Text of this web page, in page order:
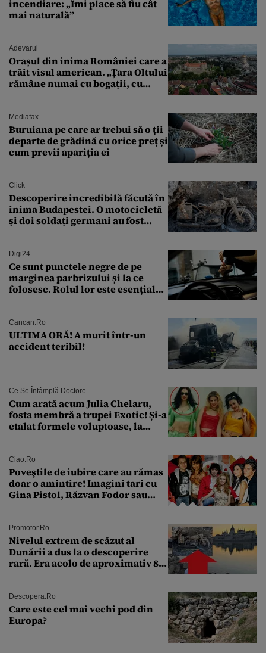
incendiare: „Îmi place să fiu cât
mai naturală”
Adevarul
Orașul din inima României care a
trăit visul american. „Țara Oltului
rămâne numai cu bogații, cu
Mediafax
Buruiana pe care ar trebui să o ții
departe de grădină cu orice preț și
cum previi apariția ei
Click
Descoperire incredibilă făcută în
inima Budapestei. O motocicletă
și doi soldați germani au fost
Digi24
Ce sunt punctele negre de pe
marginea parbrizului și la ce
folosesc. Rolul lor este esențial
Cancan.ro
ULTIMA ORĂ! A murit într-un
accident teribil!
Ce Se Întâmplă Doctore
Cum arată acum Julia Chelaru,
fosta membră a trupei Exotic! Și-a
etalat formele voluptoase, la
Ciao.ro
Poveştile de iubire care au rămas
doar o amintire! Imagini tari cu
Gina Pistol, Răzvan Fodor sau
Promotor.ro
Nivelul extrem de scăzut al
Dunării a dus la o descoperire
rară. Era acolo de aproximativ 80
Descopera.ro
Care este cel mai vechi pod din
Europa?